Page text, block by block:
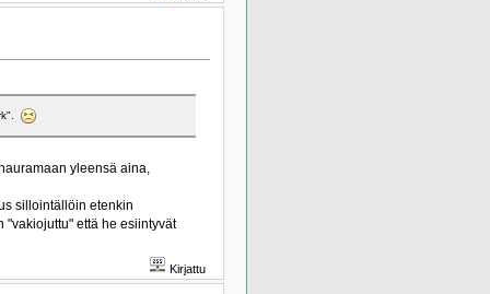
yleensä aina,
sillointällöin etenkin
että he esiintyvät
Kirjattu